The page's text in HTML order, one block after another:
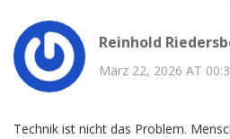
Reinhold
März 22, 2026 AT
Technik ist nicht das Problem.